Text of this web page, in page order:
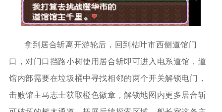
拿到居合斩离开游轮后，回到枯叶市西侧道馆门
口，对门口挡路小树使用居合斩即可进入电系道馆，道
馆内部需要在垃圾桶中寻找相邻的两个开关解锁电门，
击败馆主马志士获取橙色徽章，解锁地图内更多居合斩